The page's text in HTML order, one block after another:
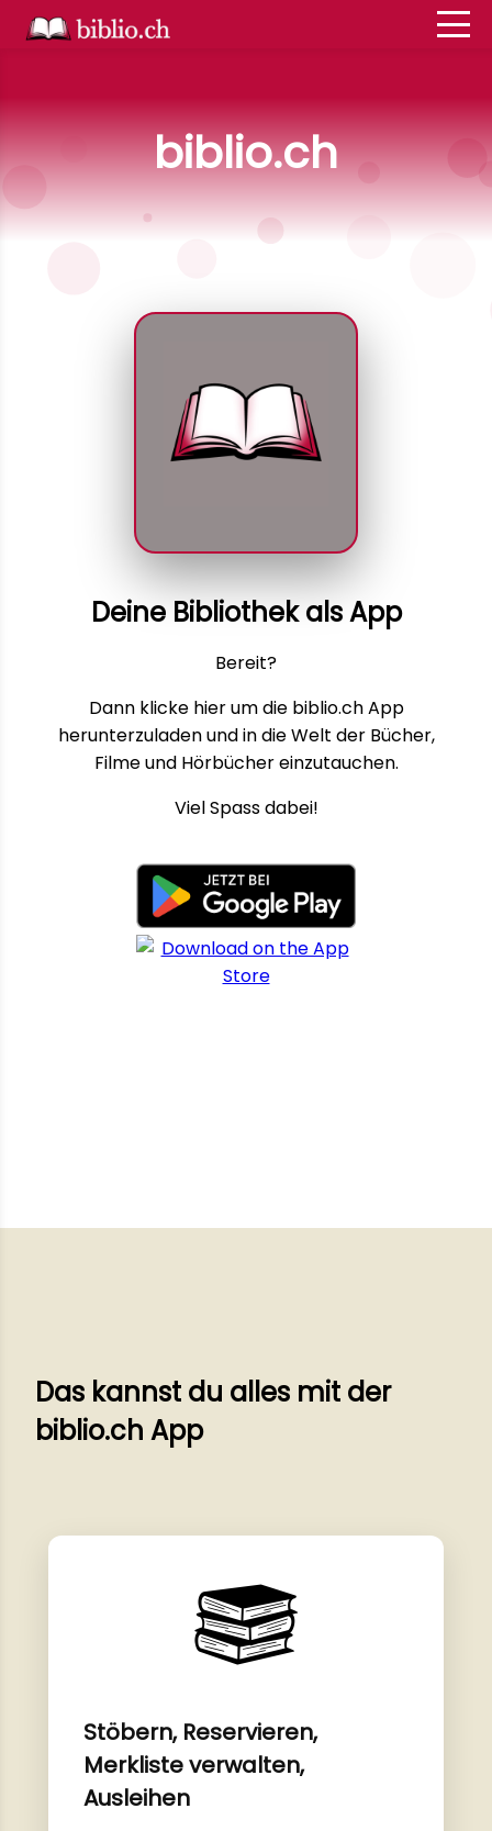
biblio.ch
Deine Bibliothek als App
Bereit?
Dann klicke hier um die biblio.ch App
herunterzuladen und in die Welt der Bücher,
Filme und Hörbücher einzutauchen.
Viel Spass dabei!
Das kannst du alles mit der
biblio.ch App
Stöbern, Reservieren,
Merkliste verwalten,
Ausleihen